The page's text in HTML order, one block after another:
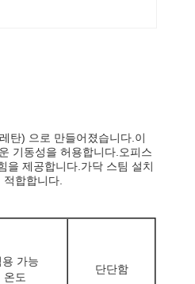
탄) 으로 만들어졌습니다.이
기동성을 허용합니다.오피스
을 제공합니다.가닥 스팀 설치
합합니다.
용 가능
온도
단단함